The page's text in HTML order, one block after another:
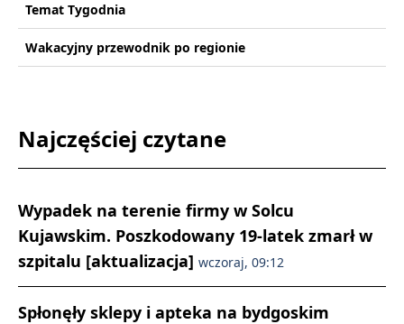
Temat Tygodnia
Wakacyjny przewodnik po regionie
Najczęściej czytane
Wypadek na terenie firmy w Solcu
Kujawskim. Poszkodowany 19-latek zmarł w
szpitalu [aktualizacja] wczoraj, 09:12
Spłonęły sklepy i apteka na bydgoskim